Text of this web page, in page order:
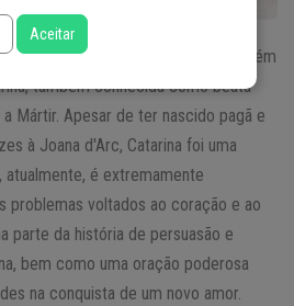
das estrelas, muitas vezes também
também conhecida como beata
a Mártir. Apesar de ter nascido pagã e
à Joana d'Arc, Catarina foi uma
é extremamente
problemas voltados ao coração e ao
parte da história de persuasão e
bem como uma oração poderosa
na conquista de um novo amor.
Aceitar